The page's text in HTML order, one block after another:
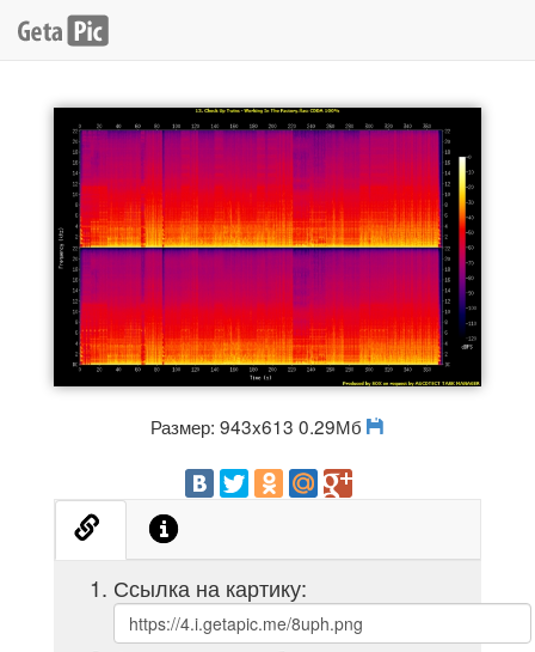
Размер: 943x613 0.29Мб
Ссылка на картику: